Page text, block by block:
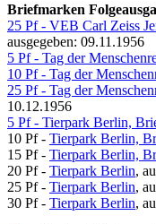
Briefmarken
25 Pf - VEB Carl Zeiss
ausgegeben: 09.11.1956
5 Pf - Tag der
10 Pf - Tag der
25 Pf - Tag der
10.12.1956
5 Pf - Tierpark Berlin,
10 Pf - Tierpark Berlin,
15 Pf - Tierpark Berlin,
20 Pf - Tierpark Berlin,
25 Pf - Tierpark Berlin,
30 Pf - Tierpark Berlin,